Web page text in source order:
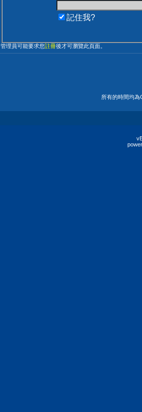
記住我?
管理員可能要求您註冊後才可瀏覽此頁面。
所有的時間均為